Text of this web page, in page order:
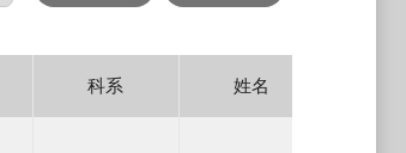
科系 姓名